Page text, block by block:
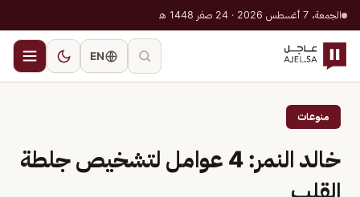
الجمعة، 7 أغسطس 2026 · 24 صفر 1448 هـ
EN
منوعات
خالد النمر: 4 عوامل لتشخيص جلطة
القلب